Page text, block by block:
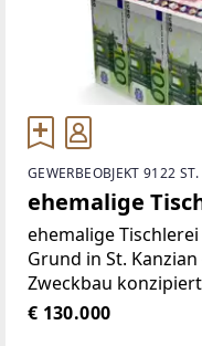
GEWERBEOBJEKT 9122
ehemalige
ehemalige
Grund in St.
Zweckbau
und eine Länge von
€ 130.000